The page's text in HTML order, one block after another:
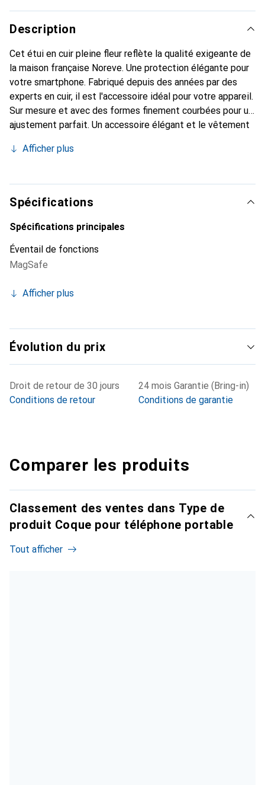
Description
Cet étui en cuir pleine fleur reflète la qualité exigeante de
la maison française Noreve. Une protection élégante pour
votre smartphone. Fabriqué depuis des années par des
experts en cuir, il est l'accessoire idéal pour votre appareil.
Sur mesure et avec des formes finement courbées pour un
ajustement parfait. Un accessoire élégant et le vêtement
reconnue internationalement pour ses produits de haute
client exigeant.
Afficher plus
Spécifications
Spécifications principales
Éventail de fonctions
MagSafe
Afficher plus
Évolution du prix
Droit de retour de 30 jours
Conditions de retour
24 mois Garantie (Bring-in)
Conditions de garantie
Comparer les produits
Classement des ventes dans Type de
produit Coque pour téléphone portable
Tout afficher